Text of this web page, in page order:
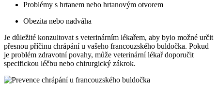
Problémy s hrtanem nebo hrtanovým otvorem
Obezita nebo nadváha
Je důležité konzultovat s veterinárním lékařem, aby bylo možné určit
přesnou příčinu chrápání u vašeho francouzského buldočka. Pokud
je problém zdravotní povahy, může veterinární lékař doporučit
specifickou léčbu nebo chirurgický zákrok.